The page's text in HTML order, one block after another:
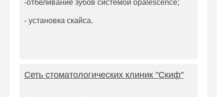
-отбеливание зубов системой opalescence;
- установка скайса.
Сеть стоматологических клиник "Скиф"